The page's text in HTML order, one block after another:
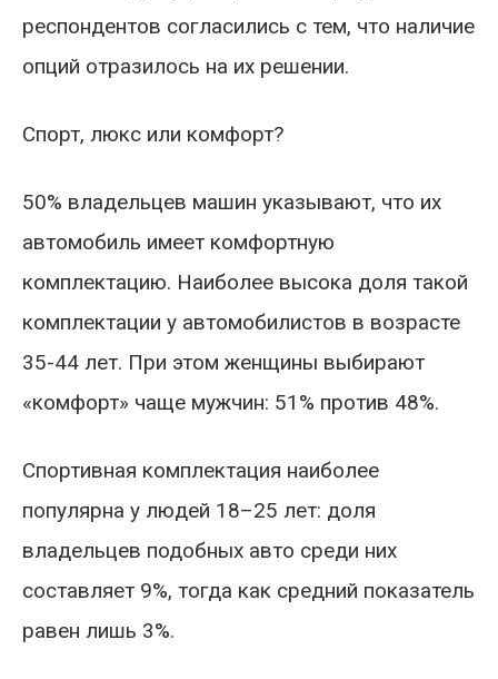
респондентов согласились с тем, что наличие
опций отразилось на их решении.
Спорт, люкс или комфорт?
50% владельцев машин указывают, что их
автомобиль имеет комфортную
комплектацию. Наиболее высока доля такой
комплектации у автомобилистов в возрасте
35-44 лет. При этом женщины выбирают
«комфорт» чаще мужчин: 51% против 48%.
Спортивная комплектация наиболее
популярна у людей 18–25 лет: доля
владельцев подобных авто среди них
составляет 9%, тогда как средний показатель
равен лишь 3%.